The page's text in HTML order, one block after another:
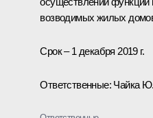
возводимых жилых
Срок – 1 декабря 2019 г.
Ответственные: Чайка